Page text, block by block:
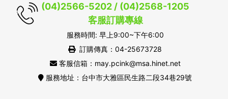
(04)2566-5202 / (04)2568-1205
客服訂購專線
服務時間: 早上9:00~下午6:00
訂購傳真：04-25673728
客服信箱：may.pcink@msa.hinet.net
服務地址：台中市大雅區民生路二段34巷29號